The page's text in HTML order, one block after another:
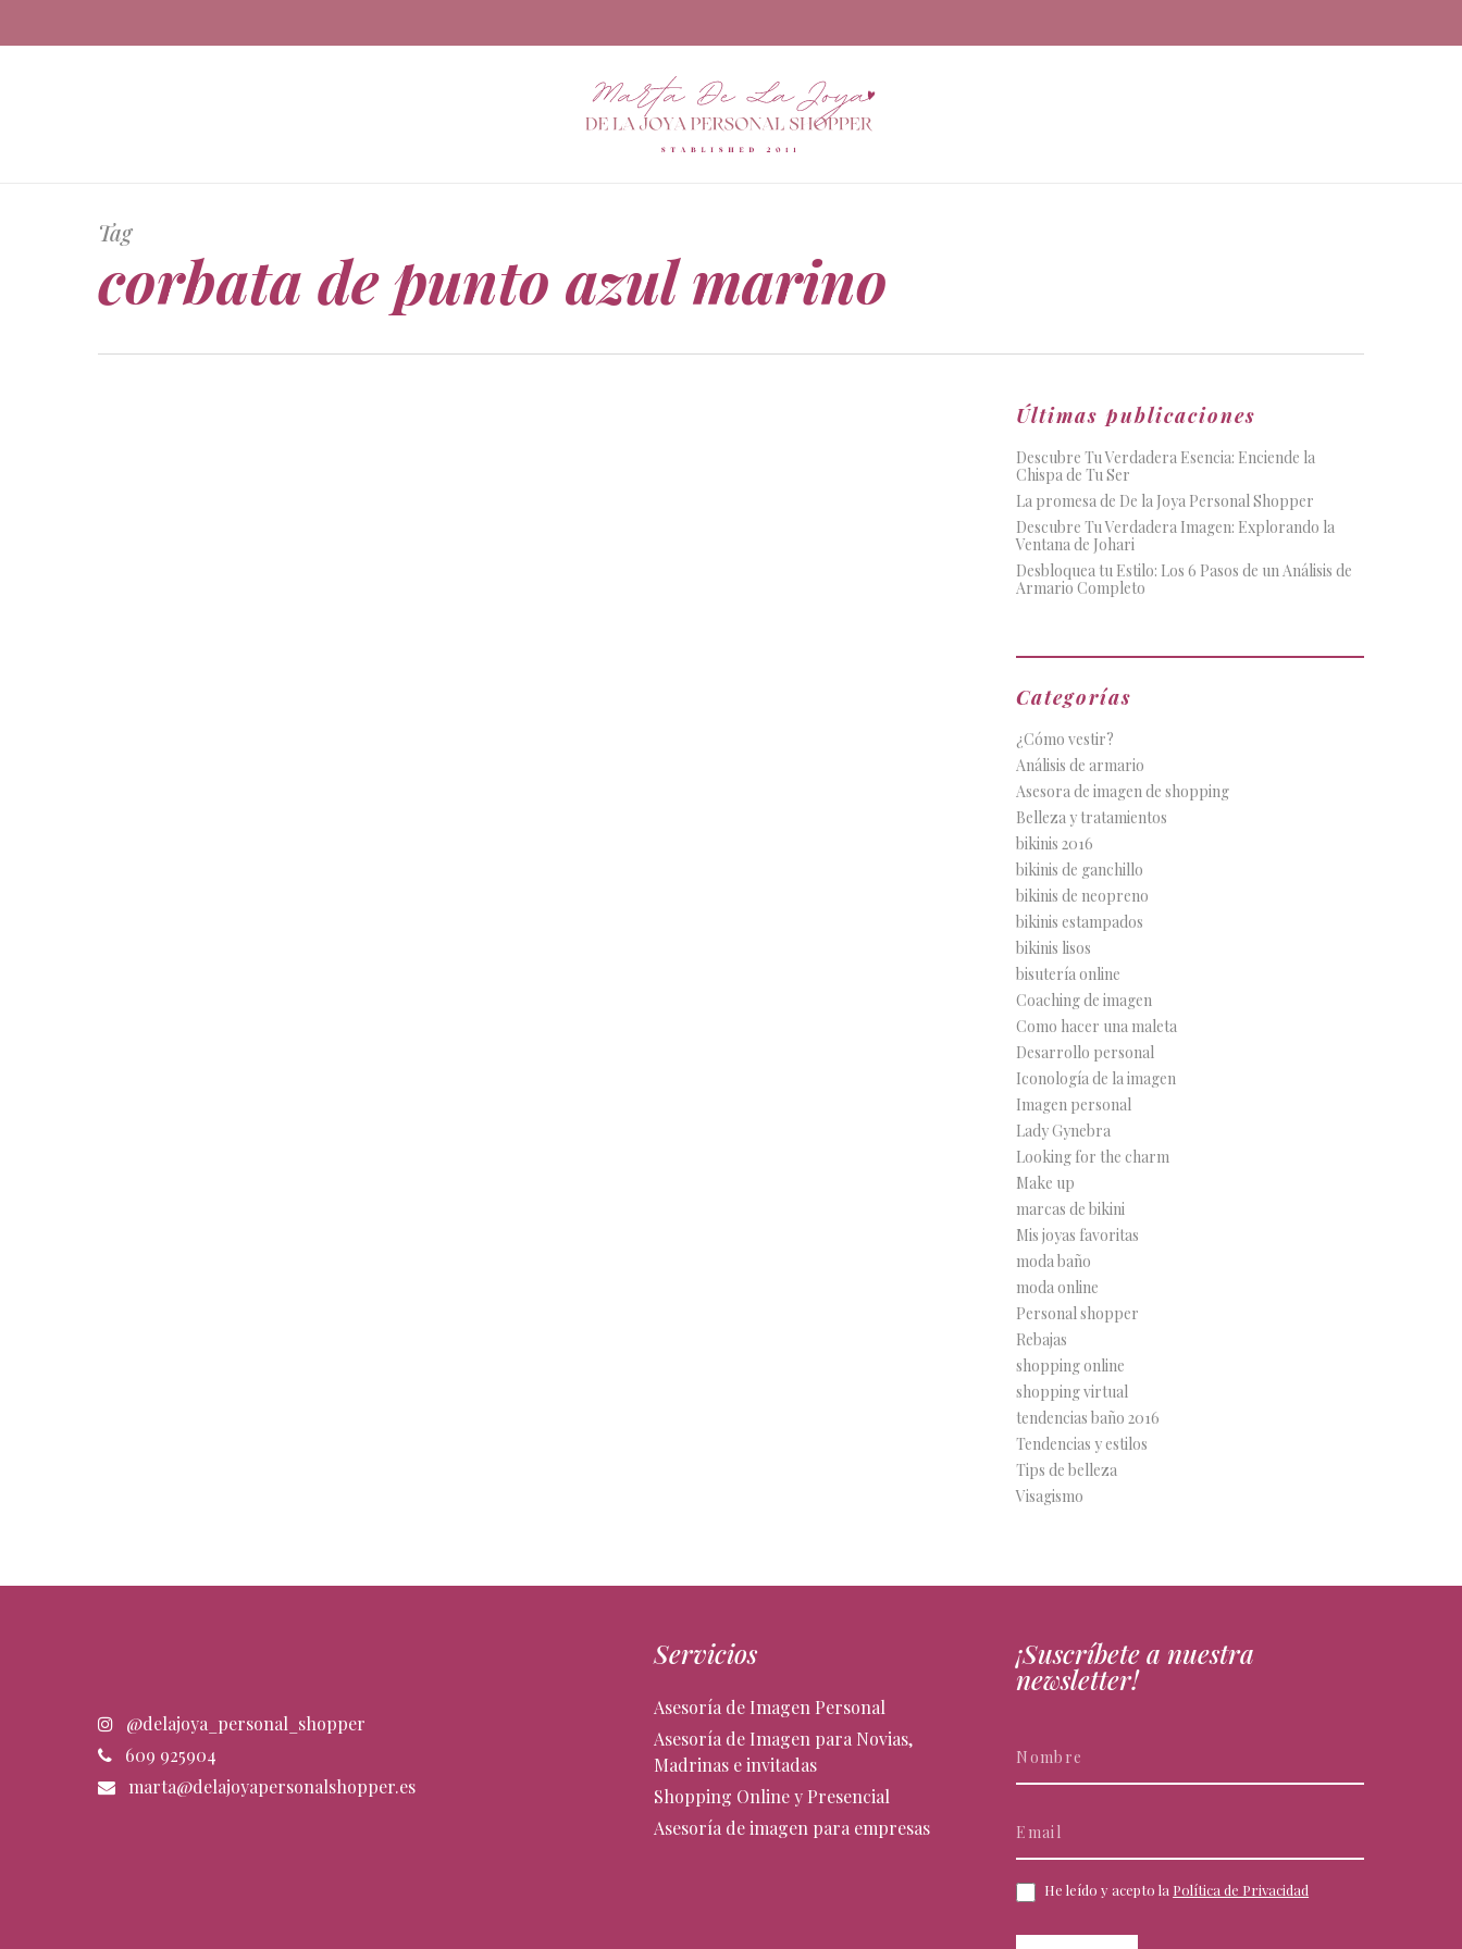
Tag
corbata de punto azul marino
Últimas publicaciones
Descubre Tu Verdadera Esencia: Enciende la
Chispa de Tu Ser
La promesa de De la Joya Personal Shopper
Descubre Tu Verdadera Imagen: Explorando la
Ventana de Johari
Desbloquea tu Estilo: Los 6 Pasos de un Análisis de
Armario Completo
Categorías
¿Cómo vestir?
Análisis de armario
Asesora de imagen de shopping
Belleza y tratamientos
bikinis 2016
bikinis de ganchillo
bikinis de neopreno
bikinis estampados
bikinis lisos
bisutería online
Coaching de imagen
Como hacer una maleta
Desarrollo personal
Iconología de la imagen
Imagen personal
Lady Gynebra
Looking for the charm
Make up
marcas de bikini
Mis joyas favoritas
moda baño
moda online
Personal shopper
Rebajas
shopping online
shopping virtual
tendencias baño 2016
Tendencias y estilos
Tips de belleza
Visagismo
@delajoya_personal_shopper
609 925904
marta@delajoyapersonalshopper.es
Servicios
Asesoría de Imagen Personal
Asesoría de Imagen para Novias,
Madrinas e invitadas
Shopping Online y Presencial
Asesoría de imagen para empresas
¡Suscríbete a nuestra
newsletter!
He leído y acepto la Política de Privacidad
eres
deja
en